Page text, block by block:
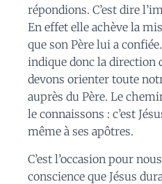
répondions. C’est dire
En effet elle achève la
que son Père lui a
indique donc la direction
devons orienter toute
auprès du Père. Le
le connaissons : c’est
même à ses apôtres.
C’est l’occasion pour
conscience que Jésus